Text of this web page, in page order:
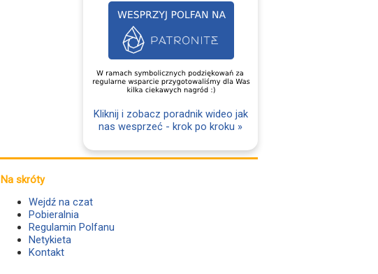
Kliknij i zobacz poradnik wideo jak
nas wesprzeć - krok po kroku »
Na skróty
Wejdź na czat
Pobieralnia
Regulamin Polfanu
Netykieta
Kontakt